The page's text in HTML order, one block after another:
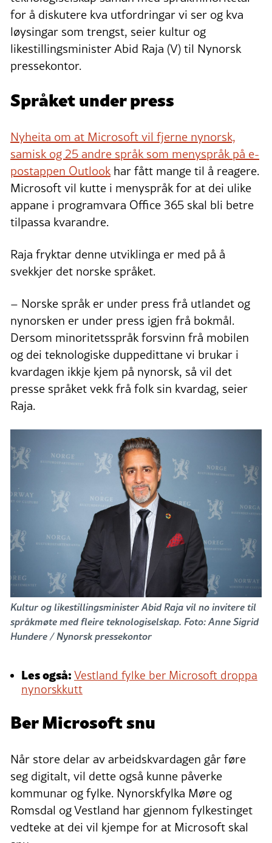
for å diskutere kva utfordringar vi ser og kva
løysingar som trengst, seier kultur og
likestillingsminister Abid Raja (V) til Nynorsk
pressekontor.
Språket under press
Nyheita om at Microsoft vil fjerne nynorsk,
samisk og 25 andre språk som menyspråk på e-
postappen Outlookhar fått mange til å reagere.
Microsoft vil kutte i menyspråk for at dei ulike
appane i programvara Office 365 skal bli betre
tilpassa kvarandre.
Raja fryktar denne utviklinga er med på å
svekkjer det norske språket.
– Norske språk er under press frå utlandet og
nynorsken er under press igjen frå bokmål.
Dersom minoritetsspråk forsvinn frå mobilen
og dei teknologiske duppedittane vi brukar i
kvardagen ikkje kjem på nynorsk, så vil det
presse språket vekk frå folk sin kvardag, seier
Raja.
Kultur og likestillingsminister Abid Raja vil no invitere til
språkmøte med fleire teknologiselskap. Foto: Anne Sigrid
Hundere / Nynorsk pressekontor
Les også:Vestland fylke ber Microsoft droppa
nynorskkutt
Ber Microsoft snu
Når store delar av arbeidskvardagen går føre
seg digitalt, vil dette også kunne påverke
kommunar og fylke. Nynorskfylka Møre og
Romsdal og Vestland har gjennom fylkestinget
vedteke at dei vil kjempe for at Microsoft skal